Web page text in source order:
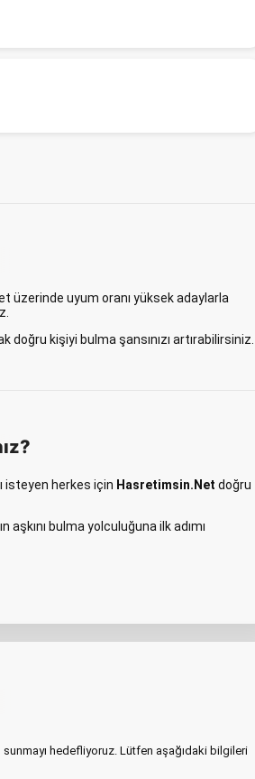
üzerinde uyum oranı yüksek adaylarla
doğru kişiyi bulma şansınızı artırabilirsiniz.
isteyen herkes için Hasretimsin.Net doğru
bulma yolculuğuna ilk adımı
hedefliyoruz. Lütfen aşağıdaki bilgileri